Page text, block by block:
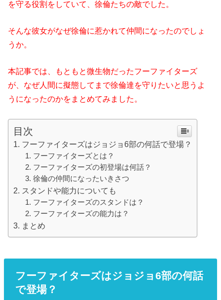
を守る役割をしていて、徐倫たちの敵でした。
そんな彼女がなぜ徐倫に惹かれて仲間になったのでしょ
うか。
本記事では、もともと微生物だったフーファイターズ
が、なぜ人間に擬態してまで徐倫達を守りたいと思うよ
うになったのかをまとめてみました。
目次
フーファイターズはジョジョ6部の何話で登場？
フーファイターズとは？
フーファイターズの初登場は何話？
徐倫の仲間になったいきさつ
スタンドや能力についても
フーファイターズのスタンドは？
フーファイターズの能力は？
まとめ
フーファイターズはジョジョ6部の何話
で登場？